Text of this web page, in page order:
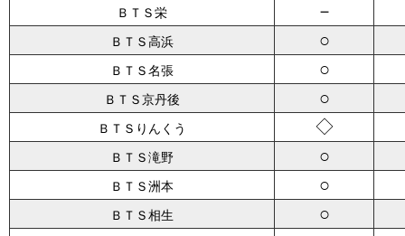
ＢＴＳ栄 －
ＢＴＳ高浜 ○
ＢＴＳ名張 ○
ＢＴＳ京丹後 ○
ＢＴＳりんくう ◇
ＢＴＳ滝野 ○
ＢＴＳ洲本 ○
ＢＴＳ相生
○